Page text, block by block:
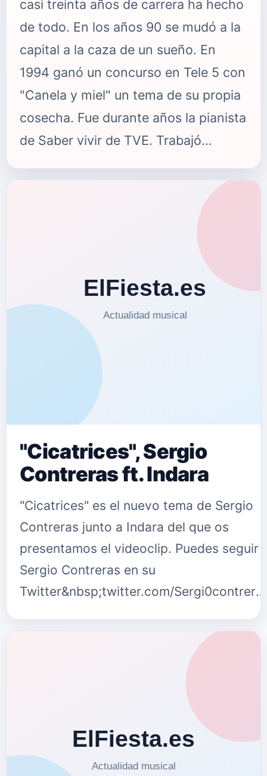
casi treinta años de carrera ha hecho
de todo. En los años 90 se mudó a la
capital a la caza de un sueño. En
1994 ganó un concurso en Tele 5 con
"Canela y miel" un tema de su propia
cosecha. Fue durante años la pianista
de Saber vivir de TVE. Trabajó
Venakapaká. De espacios como
hogar... Y en 2007, Paco Ortega se
posó en su vida. Llegó el momento de
rentabilizar una carrera tan
heterogénea. Este año la autora
gaditana girará con '8 voces y un
destino', un disco enciclopédico. En él
"Cicatrices", Sergio
Contreras ft. Indara
"Cicatrices" es el nuevo tema de Sergio
Contreras junto a Indara del que os
presentamos el videoclip. Puedes seguir
Sergio Contreras en su
Twitter&nbsp;twitter.com/